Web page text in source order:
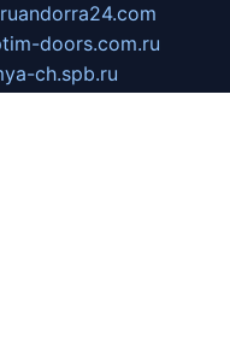
andorra24.com
doors.com.ru
ch.spb.ru